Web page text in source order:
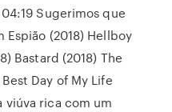
Sugerimos que
Espião (2018) Hellboy
Bastard (2018) The
Day of My Life
viúva rica com um